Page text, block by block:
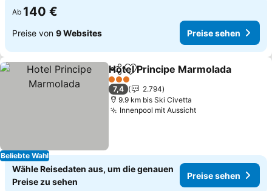
Ab 140 €
Preise von 9 Websites Preise sehen
Beliebte Wahl
TeilenZu Favoriten hinzufügen
Hotel Principe Marmolada
3 Sterne
7,4
2.794
9.9 km bis Ski Civetta
Innenpool mit AussichtPreise sehen
Wähle Reisedaten aus, um die genauen
Preise zu sehen
Preise sehen